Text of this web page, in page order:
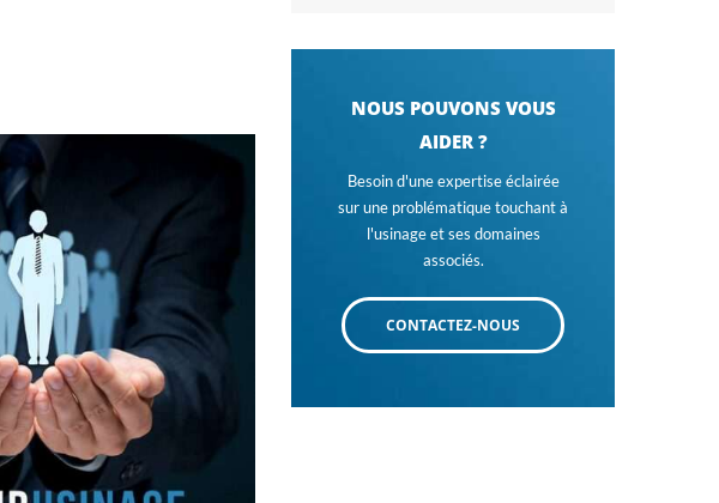
NOUS POUVONS VOUS
AIDER ?
Besoin d'une expertise éclairée
sur une problématique touchant à
l'usinage et ses domaines
associés.
CONTACTEZ-NOUS